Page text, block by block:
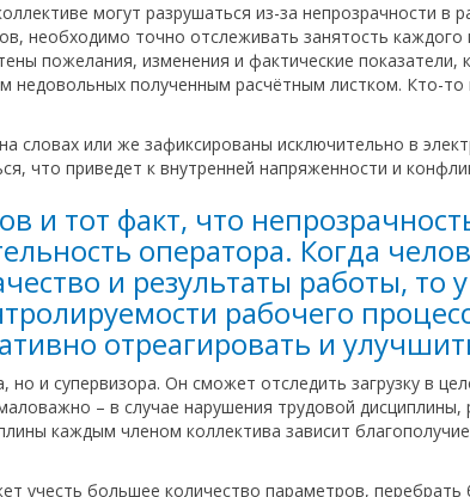
могут разрушаться из-за непрозрачности в
необходимо точно отслеживать занятость
пожелания, изменения и фактические показатели,
недовольных полученным расчётным листком. Кто-
или же зафиксированы исключительно в
что приведет к внутренней напряженности и
и тот факт, что
оператора. Когда
и результаты работы,
рабочего
отреагировать и
и супервизора. Он сможет отследить загрузку в
– в случае нарушения трудовой
каждым членом коллектива зависит
учесть большее количество параметров,